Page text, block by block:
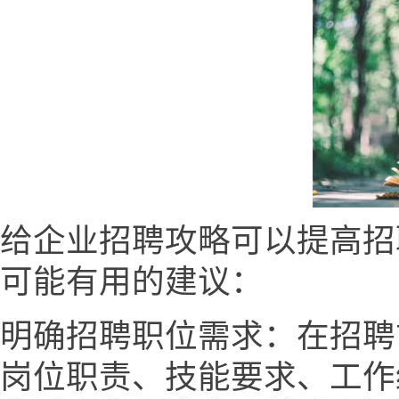
给企业招聘攻略可以提高
可能有用的建议：
明确招聘职位需求：在招
岗位职责、技能要求、工